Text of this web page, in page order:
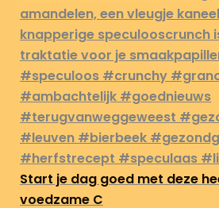
Start je dag goed met deze
voedzame C